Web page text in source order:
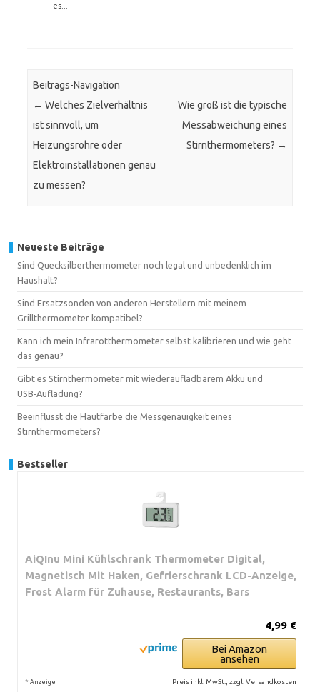
es...
Beitrags-Navigation
← Welches Zielverhältnis
ist sinnvoll, um
Heizungsrohre oder
Elektroinstallationen genau
zu messen?
Wie groß ist die typische
Messabweichung eines
Stirnthermometers? →
Neueste Beiträge
Sind Quecksilberthermometer noch legal und unbedenklich im
Haushalt?
Sind Ersatzsonden von anderen Herstellern mit meinem
Grillthermometer kompatibel?
Kann ich mein Infrarotthermometer selbst kalibrieren und wie geht
das genau?
Gibt es Stirnthermometer mit wiederaufladbarem Akku und
USB‑Aufladung?
Beeinflusst die Hautfarbe die Messgenauigkeit eines
Stirnthermometers?
Bestseller
AiQInu Mini Kühlschrank Thermometer Digital,
Magnetisch Mit Haken, Gefrierschrank LCD-Anzeige,
Frost Alarm für Zuhause, Restaurants, Bars
4,99 €
Bei Amazon
ansehen
* Anzeige Preis inkl. MwSt., zzgl. Versandkosten